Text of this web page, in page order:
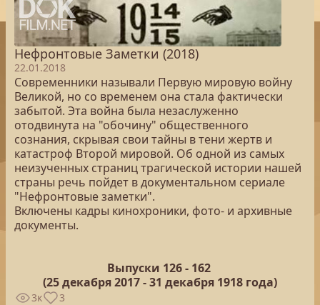
Нефронтовые Заметки (2018)
22.01.2018
Современники называли Первую мировую войну
Великой, но со временем она стала фактически
забытой. Эта война была незаслуженно
отодвинута на "обочину" общественного
сознания, скрывая свои тайны в тени жертв и
катастроф Второй мировой. Об одной из самых
неизученных страниц трагической истории нашей
страны речь пойдет в документальном сериале
"Нефронтовые заметки".
Включены кадры кинохроники, фото- и архивные
документы.
Выпуски 126 - 162
(25декабря 2017 - 31 декабря 1918 года)
3к 3